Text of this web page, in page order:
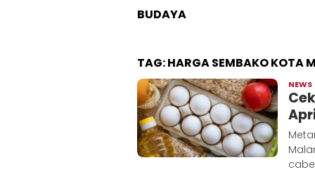
BUDAYA
TAG:HARGA SEMBAKO KOTA
NEWS